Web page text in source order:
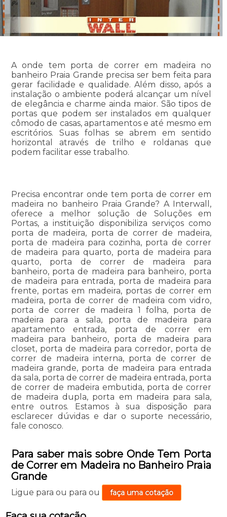
A onde tem porta de correr em madeira no
banheiro Praia Grande precisa ser bem feita para
gerar facilidade e qualidade. Além disso, após a
instalação o ambiente poderá alcançar um nível
de elegância e charme ainda maior. São tipos de
portas que podem ser instalados em qualquer
cômodo de casas, apartamentos e até mesmo em
escritórios. Suas folhas se abrem em sentido
horizontal através de trilho e roldanas que
podem facilitar esse trabalho.
Precisa encontrar onde tem porta de correr em
madeira no banheiro Praia Grande? A Interwall,
oferece a melhor solução de Soluções em
Portas, a instituição disponibiliza serviços como
porta de madeira, porta de correr de madeira,
porta de madeira para cozinha, porta de correr
de madeira para quarto, porta de madeira para
quarto, porta de correr de madeira para
banheiro, porta de madeira para banheiro, porta
de madeira para entrada, porta de madeira para
frente, portas em madeira, portas de correr em
madeira, porta de correr de madeira com vidro,
porta de correr de madeira 1 folha, porta de
madeira para a sala, porta de madeira para
apartamento entrada, porta de correr em
madeira para banheiro, porta de madeira para
closet, porta de madeira para corredor, porta de
correr de madeira interna, porta de correr de
madeira grande, porta de madeira para entrada
da sala, porta de correr de madeira entrada, porta
de correr de madeira embutida, porta de correr
de madeira dupla, porta em madeira para sala,
entre outros. Estamos à sua disposição para
esclarecer dúvidas e dar o suporte necessário,
fale conosco.
Para saber mais sobre Onde Tem Porta
de Correr em Madeira no Banheiro Praia
Grande
Ligue para ou para ou faça uma cotação